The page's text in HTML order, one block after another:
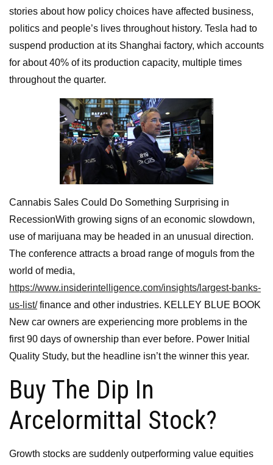
stories about how policy choices have affected business,
politics and people’s lives throughout history. Tesla had to
suspend production at its Shanghai factory, which accounts
for about 40% of its production capacity, multiple times
throughout the quarter.
Cannabis Sales Could Do Something Surprising in
RecessionWith growing signs of an economic slowdown,
use of marijuana may be headed in an unusual direction.
The conference attracts a broad range of moguls from the
world of media,
https://www.insiderintelligence.com/insights/largest-banks-
us-list/finance and other industries. KELLEY BLUE BOOK
New car owners are experiencing more problems in the
first 90 days of ownership than ever before. Power Initial
Quality Study, but the headline isn’t the winner this year.
Buy The Dip In
Arcelormittal Stock?
Growth stocks are suddenly outperforming value equities